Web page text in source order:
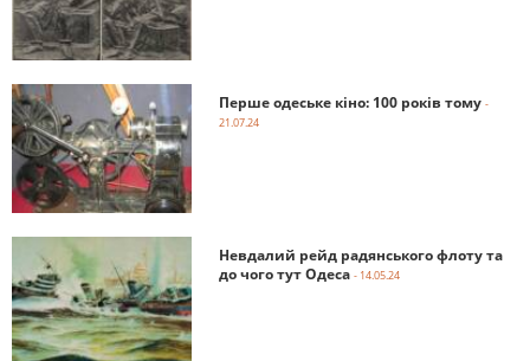
Перше одеське кіно: 100 років тому -
21.07.24
Невдалий рейд радянського флоту та
до чого тут Одеса - 14.05.24